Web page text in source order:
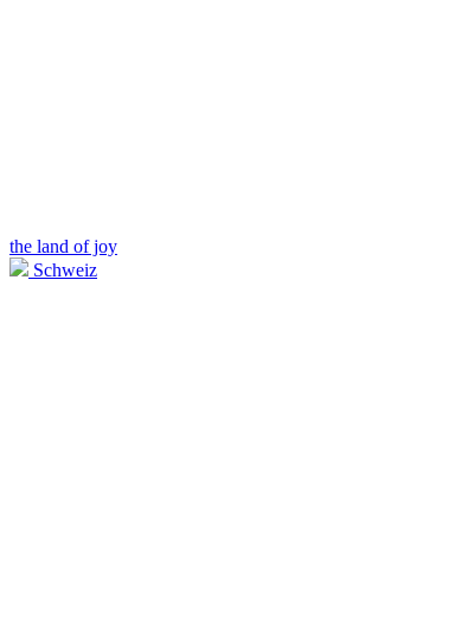
the land of joy
Schweiz